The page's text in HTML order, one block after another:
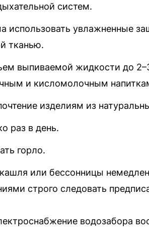
систем.
использовать увлажненные
тканью.
выпиваемой жидкости до
и кисломолочным
изделиям из
раз в день.
горло.
или бессонницы
строго следовать
водозабора